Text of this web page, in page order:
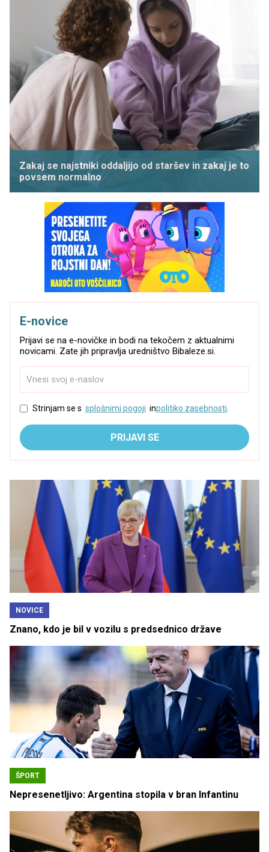
Zakaj se najstniki oddaljijo od staršev in zakaj je to
povsem normalno
E-novice
Prijavi se na e-novičke in bodi na tekočem z aktualnimi
novicami. Zate jih pripravlja uredništvo Bibaleze.si.
Strinjam se s splošnimi pogoji inpolitiko zasebnosti.
PRIJAVI SE
NOVICE
Znano, kdo je bil v vozilu s predsednico države
ŠPORT
Nepresenetljivo: Argentina stopila v bran Infantinu